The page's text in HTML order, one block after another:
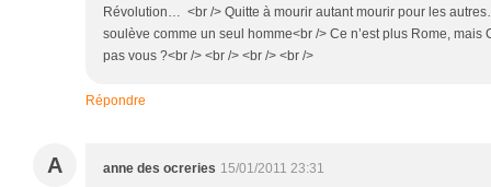
Révolution… <br /> Quitte à mourir autant mourir pour les
soulève comme un seul homme<br /> Ce n’est plus Rome, mais
pas vous ?<br /> <br /> <br /> <br />
Répondre
A anne des ocreries 15/01/2011 23:31